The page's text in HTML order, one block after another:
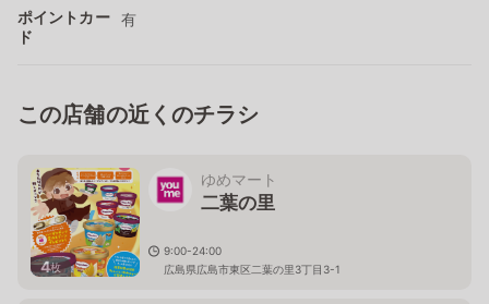
ポイントカー
ド
有
この店舗の近くのチラシ
4枚
ゆめマート
二葉の里
9:00-24:00
広島県広島市東区二葉の里3丁目3-1